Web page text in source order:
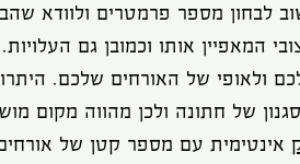
לבחון מספר פרמטרים ולוודא
המאפיין אותו וכמובן גם
ולאופי של האורחים שלכם.
של חתונה ולכן מהווה מקום
אינטימית עם מספר קטן של